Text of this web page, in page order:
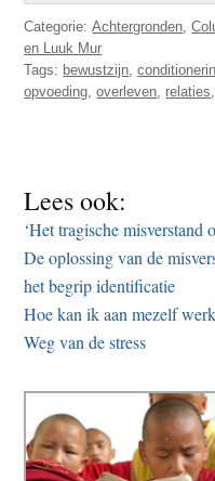
Categorie:Achtergronden ,
en Luuk Mur
Tags: bewustzijn ,
opvoeding ,overleven relaties
Lees ook:
‘Het tragische misverstand
De oplossing van de
het begrip identificatie
Hoe kan ik aan mezelf
Weg van de stress